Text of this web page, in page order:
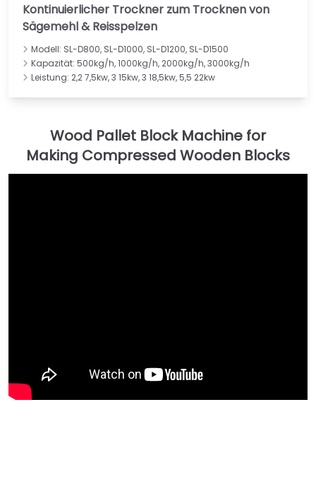
Kontinuierlicher Trockner zum Trocknen von
Sägemehl & Reisspelzen
Modell: SL-D800, SL-D1000, SL-D1200, SL-D1500
Kapazität: 500kg/h, 1000kg/h, 2000kg/h, 3000kg/h
Leistung: 2,2 7,5kw, 3 15kw, 3 18,5kw, 5,5 22kw